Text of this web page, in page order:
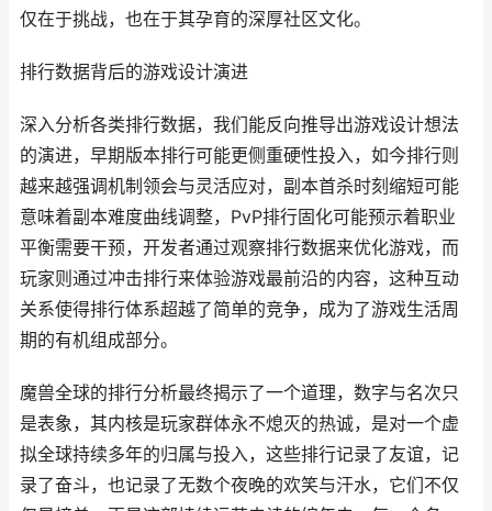
仅在于挑战，也在于其孕育的深厚社区文化。
排行数据背后的游戏设计演进
深入分析各类排行数据，我们能反向推导出游戏设计想法
的演进，早期版本排行可能更侧重硬性投入，如今排行则
越来越强调机制领会与灵活应对，副本首杀时刻缩短可能
意味着副本难度曲线调整，PvP排行固化可能预示着职业
平衡需要干预，开发者通过观察排行数据来优化游戏，而
玩家则通过冲击排行来体验游戏最前沿的内容，这种互动
关系使得排行体系超越了简单的竞争，成为了游戏生活周
期的有机组成部分。
魔兽全球的排行分析最终揭示了一个道理，数字与名次只
是表象，其内核是玩家群体永不熄灭的热诚，是对一个虚
拟全球持续多年的归属与投入，这些排行记录了友谊，记
录了奋斗，也记录了无数个夜晚的欢笑与汗水，它们不仅